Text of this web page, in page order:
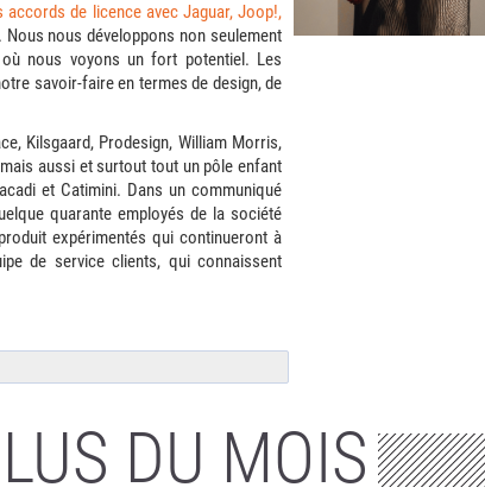
de licence avec Jaguar, Joop!,
nous développons non seulement
nous voyons un fort potentiel. Les
savoir-faire en termes de design, de
Kilsgaard, Prodesign, William Morris,
aussi et surtout tout un pôle enfant
et Catimini. Dans un communiqué
quarante employés de la société
expérimentés qui continueront à
de service clients, qui connaissent
DU MOIS